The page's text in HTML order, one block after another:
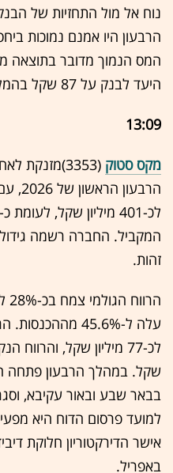
נוח אל מול התחזיות של
הרבעון היו אמנם נמוכות
המס הנמוך מדובר בתוצאה
היעד לבנק על 87 שקל בהמלצת תשואת יתר.
13:09
מקס סטוק
זהות.
שקל. במהלך הרבעון פתחה
בבאר שבע ובאור עקיבא,
באפריל.